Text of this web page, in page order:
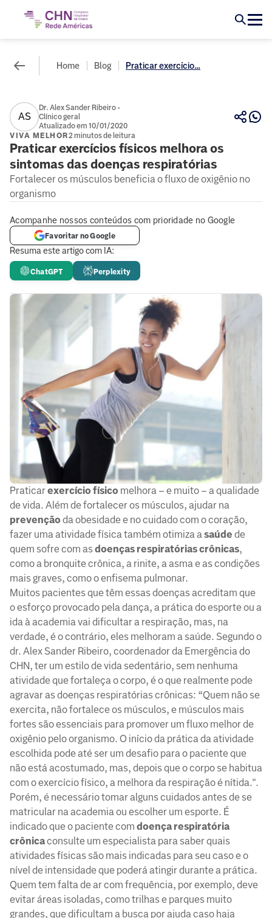
Home Blog Praticar exercício...
AS
Dr. Alex Sander Ribeiro -
Clínico geral
Atualizado em 10/01/2020
VIVA MELHOR2 minutos de leitura
Praticar exercícios físicos melhora os
sintomas das doenças respiratórias
Fortalecer os músculos beneficia o fluxo de oxigênio no
organismo
Resuma este artigo com IA:
ChatGPT Perplexity
Acompanhe nossos conteúdos com prioridade no Google
Favoritar no Google
Praticarexercício físico melhora – e muito – a qualidade
de vida. Além de fortalecer os músculos, ajudar na
prevenção da obesidade e no cuidado com o coração,
fazer uma atividade física também otimiza asaúde de
quem sofre com asdoenças respiratórias crônicas,
como a bronquite crônica, a rinite, a asma e as condições
mais graves, como o enfisema pulmonar.
Muitos pacientes que têm essas doenças acreditam que
o esforço provocado pela dança, a prática do esporte ou a
ida à academia vai dificultar a respiração, mas, na
verdade, é o contrário, eles melhoram a saúde. Segundo o
dr. Alex Sander Ribeiro, coordenador da Emergência do
CHN, ter um estilo de vida sedentário, sem nenhuma
atividade que fortaleça o corpo, é o que realmente pode
agravar as doenças respiratórias crônicas: “Quem não se
exercita, não fortalece os músculos, e músculos mais
fortes são essenciais para promover um fluxo melhor de
oxigênio pelo organismo. O início da prática da atividade
escolhida pode até ser um desafio para o paciente que
não está acostumado, mas, depois que o corpo se habitua
com o exercício físico, a melhora da respiração é nítida.".
Porém, é necessário tomar alguns cuidados antes de se
matricular na academia ou escolher um esporte. É
indicado que o paciente com doença respiratória
crônicaconsulte um especialista para saber quais
atividades físicas são mais indicadas para seu caso e o
nível de intensidade que poderá atingir durante a prática.
Quem tem falta de ar com frequência, por exemplo, deve
evitar áreas isoladas, como trilhas e parques muito
grandes, que dificultam a busca por ajuda caso haja